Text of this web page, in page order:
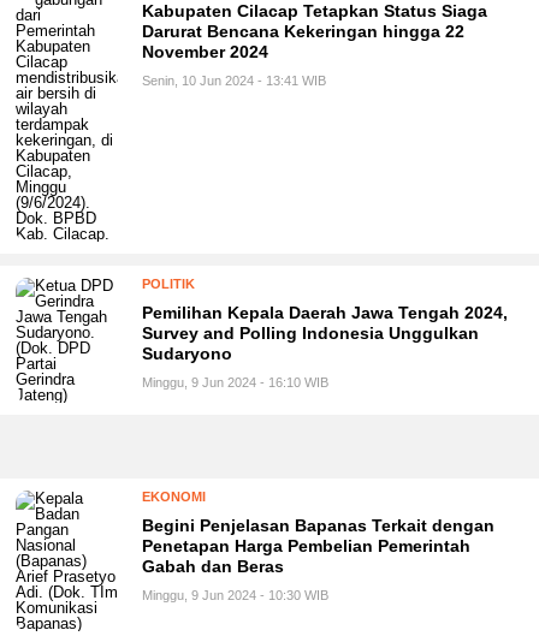
Kabupaten Cilacap Tetapkan Status Siaga
Darurat Bencana Kekeringan hingga 22
November 2024
Senin, 10 Jun 2024 - 13:41 WIB
POLITIK
Pemilihan Kepala Daerah Jawa Tengah 2024,
Survey and Polling Indonesia Unggulkan
Sudaryono
Minggu, 9 Jun 2024 - 16:10 WIB
EKONOMI
Begini Penjelasan Bapanas Terkait dengan
Penetapan Harga Pembelian Pemerintah
Gabah dan Beras
Minggu, 9 Jun 2024 - 10:30 WIB